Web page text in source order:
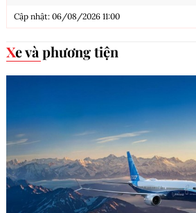
Cập nhật: 06/08/2026 11:00
Xe và phương tiện